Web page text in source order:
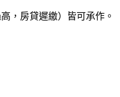
，房貸遲繳）皆可承作。